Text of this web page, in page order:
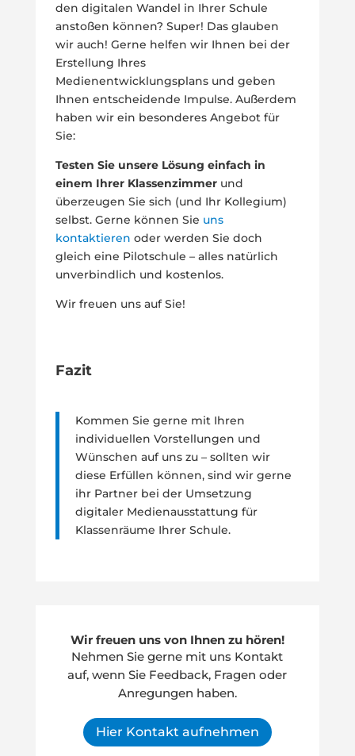
den digitalen Wandel in Ihrer Schule
anstoßen können? Super! Das glauben
wir auch! Gerne helfen wir Ihnen bei der
Erstellung Ihres
Medienentwicklungsplans und geben
Ihnen entscheidende Impulse. Außerdem
haben wir ein besonderes Angebot für
Sie:
Testen Sie unsere Lösung einfach in
einem Ihrer Klassenzimmerund
überzeugen Sie sich (und Ihr Kollegium)
selbst. Gerne können Sie uns
kontaktieren oder werden Sie doch
gleich eine Pilotschule – alles natürlich
unverbindlich und kostenlos.
Wir freuen uns auf Sie!
Fazit
Kommen Sie gerne mit Ihren
individuellen Vorstellungen und
Wünschen auf uns zu – sollten wir
diese Erfüllen können, sind wir gerne
ihr Partner bei der Umsetzung
digitaler Medienausstattung für
Klassenräume Ihrer Schule.
Wir freuen uns von Ihnen zu hören!
Nehmen Sie gerne mit uns Kontakt
auf, wenn Sie Feedback, Fragen oder
Anregungen haben.
Hier Kontakt aufnehmen